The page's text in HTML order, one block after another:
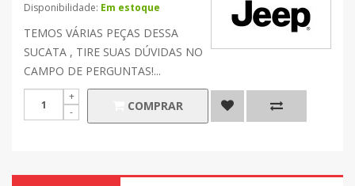
Disponibilidade: Em estoque
TEMOS VÁRIAS PEÇAS DESSA
SUCATA , TIRE SUAS DÚVIDAS NO
CAMPO DE PERGUNTAS!...
COMPRAR